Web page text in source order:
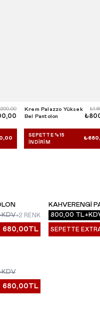
Krem Palazzo Yüksek
Bel Pantolon
SEPETTE %15
İNDIRIM
+2 RENK
680,00TL
YENI
KAHVERENGI
800,00
SEPETTE
680,00TL